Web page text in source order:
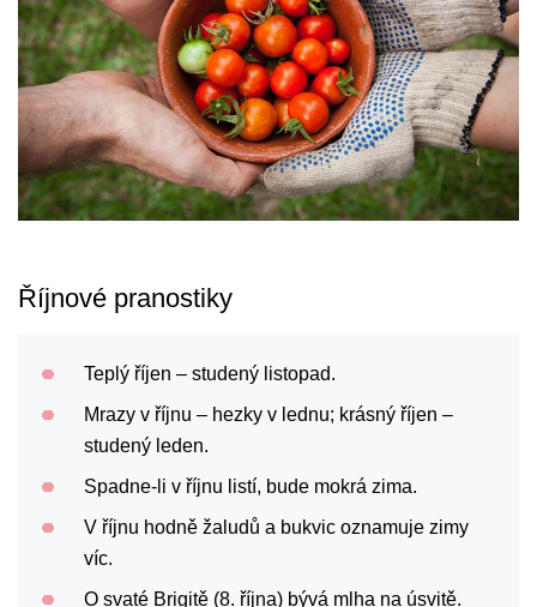
Říjnové pranostiky
Teplý říjen – studený listopad.
Mrazy v říjnu – hezky v lednu; krásný říjen –
studený leden.
Spadne-li v říjnu listí, bude mokrá zima.
V říjnu hodně žaludů a bukvic oznamuje zimy
víc.
O svaté Brigitě (8. října) bývá mlha na úsvitě.